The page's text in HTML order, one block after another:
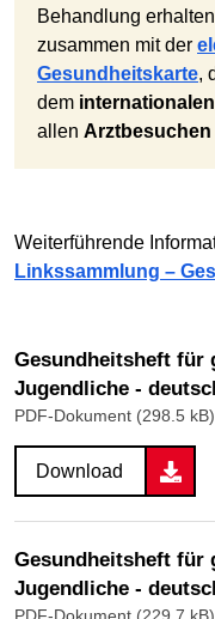
Behandlung
zusammen mit der
Gesundheitskarte,
dem
allen Arztbesuchen
Weiterführende
Linkssammlung –
Gesundheitsheft für
Jugendliche -
PDF-Dokument (298.5 kB)
Download
Gesundheitsheft für
Jugendliche -